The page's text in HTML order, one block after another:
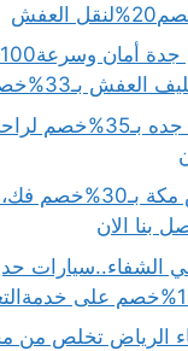
بـ33%خصم فوري
نقل عفش داخل جده
سيارة نقل عفش مكة
بنا الان
الشفاء..سيارات
الرياض تخلص من